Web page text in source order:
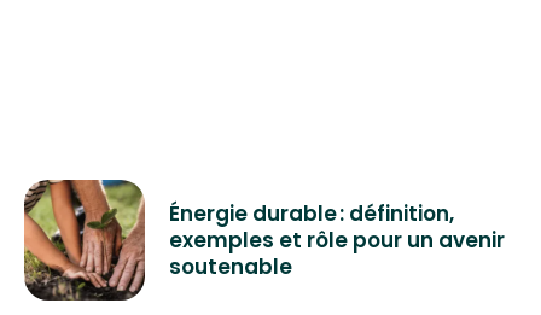
Énergie durable : définition,
exemples et rôle pour un avenir
soutenable